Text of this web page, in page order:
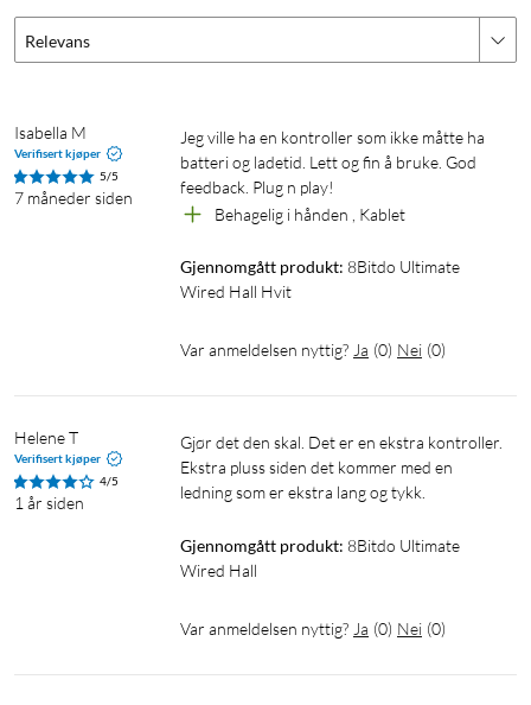
Relevans
Isabella M
Verifisert kjøper
5/5
7 måneder siden
Jeg ville ha en kontroller som ikke måtte ha
batteri og ladetid. Lett og fin å bruke. God
feedback. Plug n play!
Behagelig i hånden , Kablet
Gjennomgått produkt: 8Bitdo Ultimate
Wired Hall Hvit
Var anmeldelsen nyttig? Ja (0) Nei (0)
Helene T
Verifisert kjøper
4/5
1 år siden
Gjør det den skal. Det er en ekstra kontroller.
Ekstra pluss siden det kommer med en
ledning som er ekstra lang og tykk.
Gjennomgått produkt: 8Bitdo Ultimate
Wired Hall
Var anmeldelsen nyttig? Ja (0) Nei (0)